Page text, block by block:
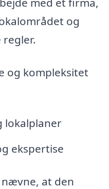
og
og kompleksitet
lokalplaner
ekspertise
at den